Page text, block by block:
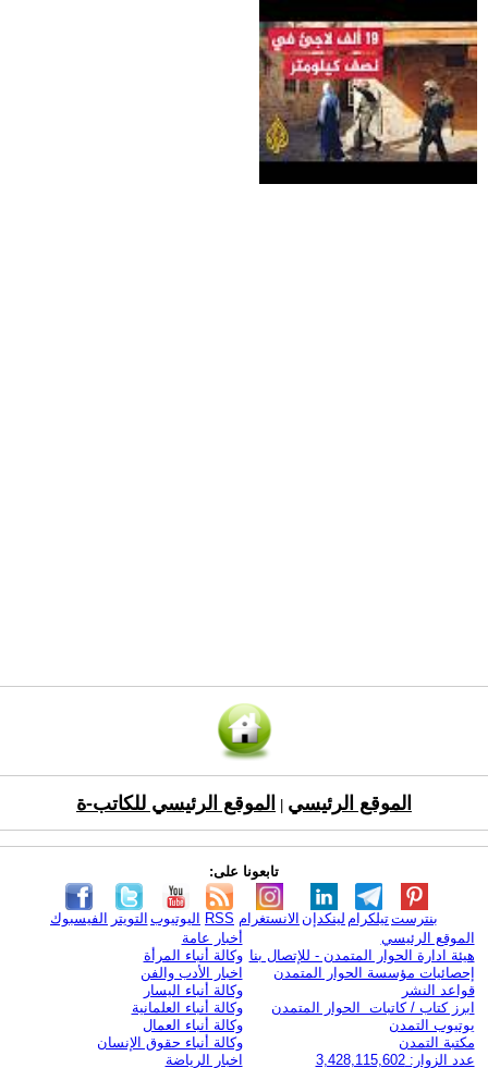
الموقع الرئيسي الموقع الرئيسي للكاتب-ة
تابعونا على:
الفيسبوك التويتر اليوتيوب RSS الانستغرام لينكدإن تيلكرامبنترست
الموقع الرئيسي
هيئة ادارة الحوار المتمدن - للإتصال بنا
إحصائيات مؤسسة الحوار المتمدن
قواعد النشر
ابرز كتاب / كاتبات الحوار المتمدن
يوتيوب التمدن
مكتبة التمدن
عدد الزوار: 3,428,115,602
أخبار عامة
وكالة أنباء المرأة
اخبار الأدب والفن
وكالة أنباء اليسار
وكالة أنباء العلمانية
وكالة أنباء العمال
وكالة أنباء حقوق الإنسان
اخبار الرياضة